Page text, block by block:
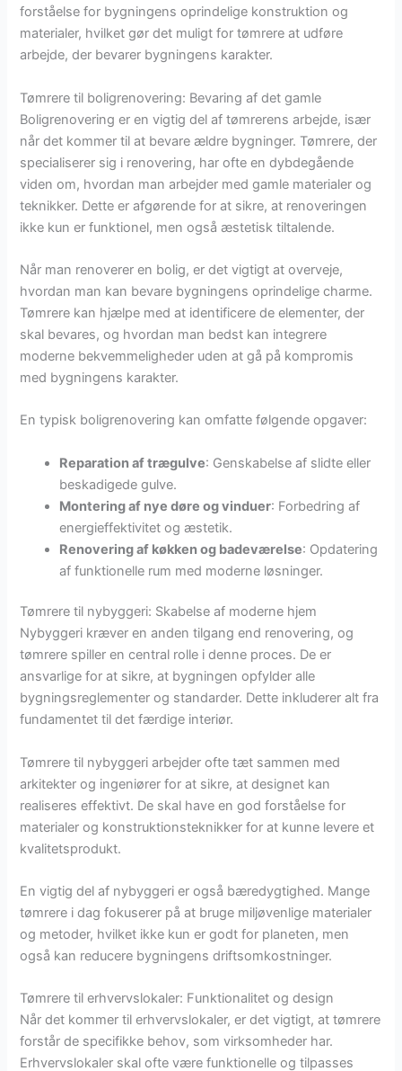
forståelse for bygningens oprindelige konstruktion og
materialer, hvilket gør det muligt for tømrere at udføre
arbejde, der bevarer bygningens karakter.
Tømrere til boligrenovering: Bevaring af det gamle
Boligrenovering er en vigtig del af tømrerens arbejde, især
når det kommer til at bevare ældre bygninger. Tømrere, der
specialiserer sig i renovering, har ofte en dybdegående
viden om, hvordan man arbejder med gamle materialer og
teknikker. Dette er afgørende for at sikre, at renoveringen
ikke kun er funktionel, men også æstetisk tiltalende.
Når man renoverer en bolig, er det vigtigt at overveje,
hvordan man kan bevare bygningens oprindelige charme.
Tømrere kan hjælpe med at identificere de elementer, der
skal bevares, og hvordan man bedst kan integrere
moderne bekvemmeligheder uden at gå på kompromis
med bygningens karakter.
En typisk boligrenovering kan omfatte følgende opgaver:
Reparation af trægulve: Genskabelse af slidte eller
beskadigede gulve.
Montering af nye døre og vinduer: Forbedring af
energieffektivitet og æstetik.
Renovering af køkken og badeværelse: Opdatering
af funktionelle rum med moderne løsninger.
Tømrere til nybyggeri: Skabelse af moderne hjem
Nybyggeri kræver en anden tilgang end renovering, og
tømrere spiller en central rolle i denne proces. De er
ansvarlige for at sikre, at bygningen opfylder alle
bygningsreglementer og standarder. Dette inkluderer alt fra
fundamentet til det færdige interiør.
Tømrere til nybyggeri arbejder ofte tæt sammen med
arkitekter og ingeniører for at sikre, at designet kan
realiseres effektivt. De skal have en god forståelse for
materialer og konstruktionsteknikker for at kunne levere et
kvalitetsprodukt.
En vigtig del af nybyggeri er også bæredygtighed. Mange
tømrere i dag fokuserer på at bruge miljøvenlige materialer
og metoder, hvilket ikke kun er godt for planeten, men
også kan reducere bygningens driftsomkostninger.
Tømrere til erhvervslokaler: Funktionalitet og design
Når det kommer til erhvervslokaler, er det vigtigt, at tømrere
forstår de specifikke behov, som virksomheder har.
Erhvervslokaler skal ofte være funktionelle og tilpasses